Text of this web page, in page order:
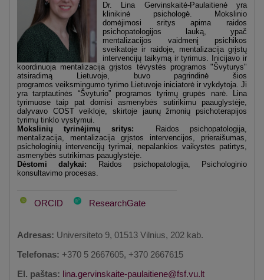
Dr. Lina Gervinskaitė-Paulaitienė yra
klinikinė psichologė. Mokslinio
domėjimosi sritys apima raidos
psichopatologijos lauką, ypač
mentalizacijos vaidmenį psichikos
sveikatoje ir raidoje, mentalizacija grįstų
intervencijų taikymą ir tyrimus. Inicijavo ir
koordinuoja mentalizacija grįstos tėvystės programos "Švyturys"
atsiradimą Lietuvoje, buvo pagrindinė šios
programos veiksmingumo tyrimo Lietuvoje iniciatorė ir vykdytoja. Ji
yra tarptautinės “Švyturio” programos tyrimų grupės narė. Lina
tyrimuose taip pat domisi asmenybės sutirikimu paauglystėje,
dalyvavo COST veikloje, skirtoje jaunų žmonių psichoterapijos
tyrimų tinklo vystymui.
Mokslinių tyrinėjimų sritys:
Raidos psichopatologija,
mentalizacija, mentalizacija grįstos intervencijos, prieraišumas,
psichologinių intervencijų tyrimai, nepalankios vaikystės patirtys,
asmenybės sutrikimas paauglystėje.
Dėstomi dalykai: Raidos psichopatologija, Psichologinio
konsultavimo procesas.
ORCID ResearchGate
Adresas: Universiteto 9, 01513 Vilnius, 202 kab.
Telefonas: +370 5 2667605, +370 2667615
El. paštas: